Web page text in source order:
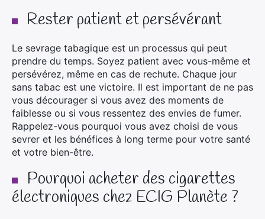
Rester patient et persévérant
Le sevrage tabagique est un processus qui peut
prendre du temps. Soyez patient avec vous-même et
persévérez, même en cas de rechute. Chaque jour
sans tabac est une victoire. Il est important de ne pas
vous décourager si vous avez des moments de
faiblesse ou si vous ressentez des envies de fumer.
Rappelez-vous pourquoi vous avez choisi de vous
sevrer et les bénéfices à long terme pour votre santé
et votre bien-être.
Pourquoi acheter des cigarettes
électroniques chez ECIG Planète ?